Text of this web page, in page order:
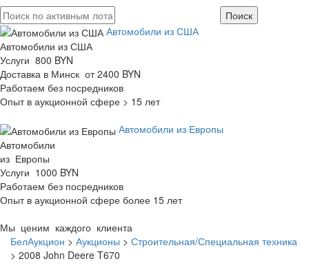
Автомобили из США
Автомобили из США
Услуги 800 BYN
Доставка в Минск от 2400 BYN
Работаем без посредников
Опыт в аукционной сфере > 15 лет
Автомобили из Европы
Автомобили
из Европы
Услуги 1000 BYN
Работаем без посредников
Опыт в аукционной сфере более 15 лет
Мы ценим каждого клиента
БелАукцион > Аукционы > Строительная/Специальная техника
> 2008 John Deere T670